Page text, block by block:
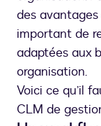
des
important de
adaptées aux
organisation.
Voici ce qu’il
CLM de